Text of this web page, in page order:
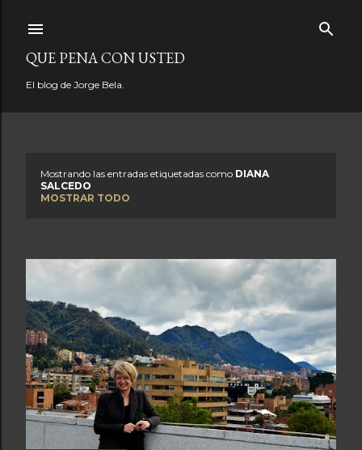
QUE PENA CON USTED
El blog de Jorge Bela.
t
a
d
a
s
Mostrando las entradas etiquetadas como DIANA
SALCEDO
MOSTRAR TODO